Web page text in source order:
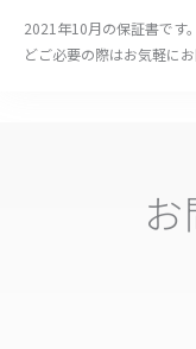
2021年10月の保証書です
どご必要の際はお気軽に